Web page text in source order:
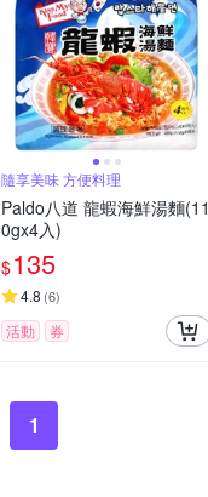
隨享美味 方便料理
Paldo八道 龍蝦海鮮湯麵(11
0gx4入)
$135
4.8 (6)
活動 券
1